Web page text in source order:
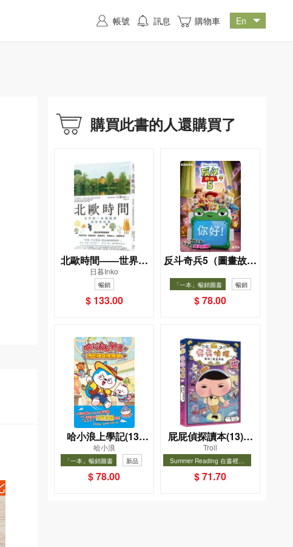
購買此書的人還購買了
北歐時間——世界第
一幸福國度教會我的
事
日暮Inko
暢銷
$ 133.00
反斗奇兵5（圖畫故事
版）
「一本」暢銷圖書 暢銷
$ 78.00
哈小浪上學記(13)
——逃出神奇博物館
哈小浪
「一本」暢銷圖書
新品
暢銷
$ 78.00
屁屁偵探讀本(13)－
－對決！怪盜學院
（星星篇）
Troll
Summer Reading 在書裡度
選圖書67折
暢銷
$ 71.70
帳號 訊息 購物車